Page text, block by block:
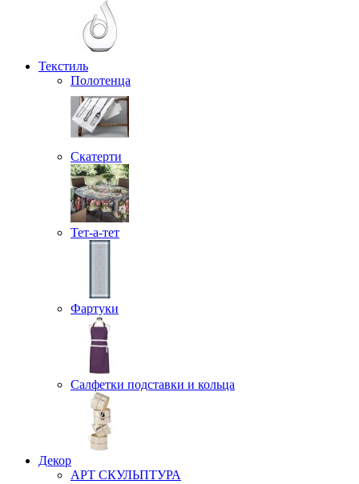
Текстиль
Полотенца
Скатерти
Тет-а-тет
Фартуки
Салфетки подставки и кольца
Декор
АРТ СКУЛЬПТУРА